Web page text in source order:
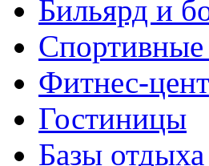
Бильярд и
Фитнес-
Гостиницы
Базы отдыха